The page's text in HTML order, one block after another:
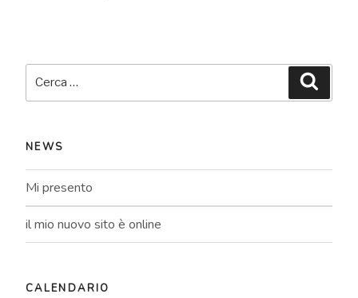
NEWS
Mi presento
il mio nuovo sito è online
CALENDARIO